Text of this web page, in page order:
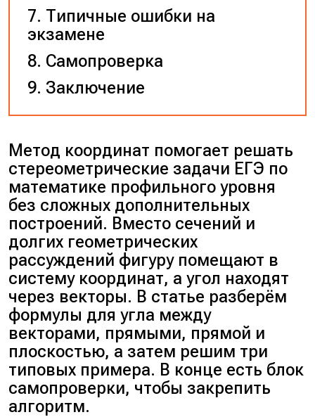
Типичные ошибки на
экзамене
Самопроверка
Заключение
Метод координат помогает решать
стереометрические задачи ЕГЭ по
математике профильного уровня
без сложных дополнительных
построений. Вместо сечений и
долгих геометрических
рассуждений фигуру помещают в
систему координат, а угол находят
через векторы. В статье разберём
формулы для угла между
векторами, прямыми, прямой и
плоскостью, а затем решим три
типовых примера. В конце есть блок
самопроверки, чтобы закрепить
алгоритм.